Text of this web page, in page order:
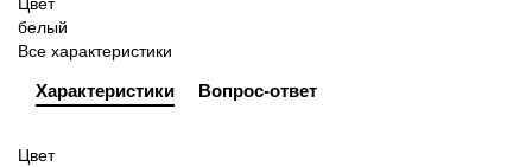
белый
Все характеристики
Характеристики Вопрос-ответ
Цвет